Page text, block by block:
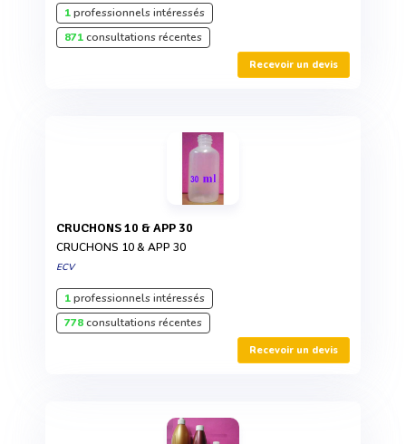
1professionnels intéressés
871consultations récentes
Recevoir un devis
CRUCHONS 10 & APP 30
CRUCHONS 10 & APP 30
ECV
1professionnels intéressés
778consultations récentes
Recevoir un devis